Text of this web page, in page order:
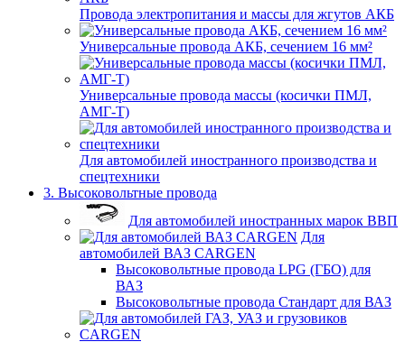
Провода электропитания и массы для жгутов АКБ
Универсальные провода АКБ, сечением 16 мм²
Универсальные провода массы (косички ПМЛ,
АМГ-Т)
Для автомобилей иностранного производства и
спецтехники
3. Высоковольтные провода
Для автомобилей иностранных марок ВВП
Для
автомобилей ВАЗ CARGEN
Высоковольтные провода LPG (ГБО) для
ВАЗ
Высоковольтные провода Стандарт для ВАЗ